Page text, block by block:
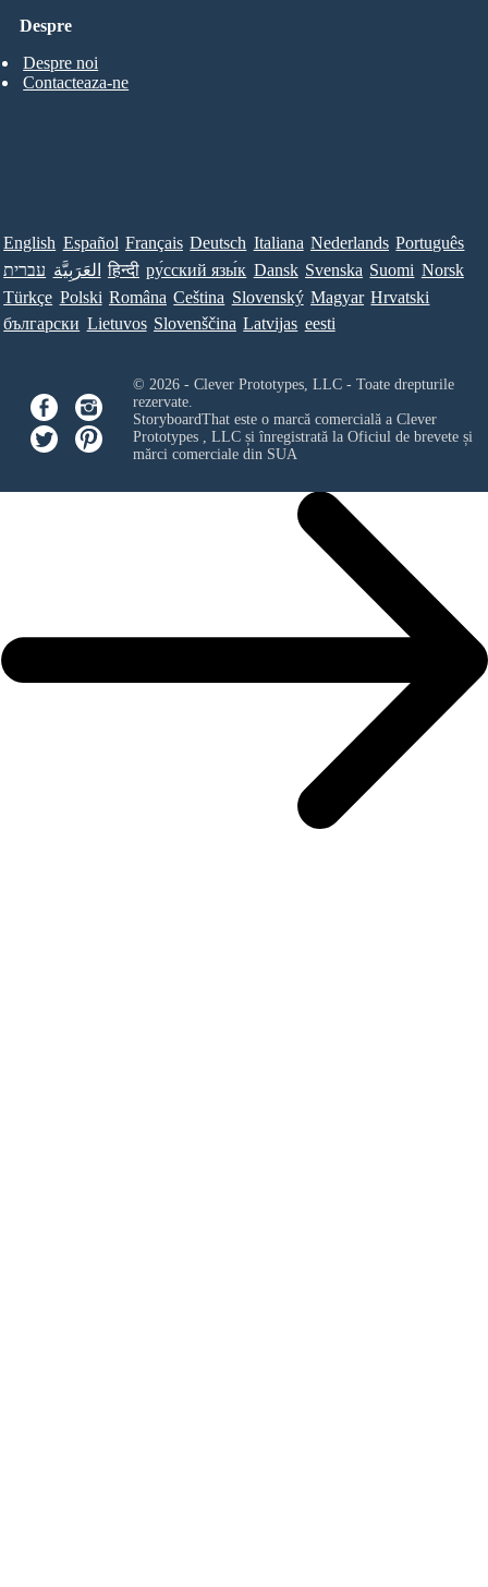
Despre
Despre noi
Contacteaza-ne
English Español Français Deutsch Italiana Nederlands Português
עברית العَرَبِيَّة हिन्दी ру́сский язы́к Dansk Svenska Suomi Norsk
Türkçe Polski Româna Ceština Slovenský Magyar Hrvatski
български Lietuvos Slovenščina Latvijas eesti
© 2026 - Clever Prototypes, LLC - Toate drepturile
rezervate.
StoryboardThat este o marcă comercială a Clever
Prototypes , LLCși înregistrată la Oficiul de brevete și
mărci comerciale din SUA